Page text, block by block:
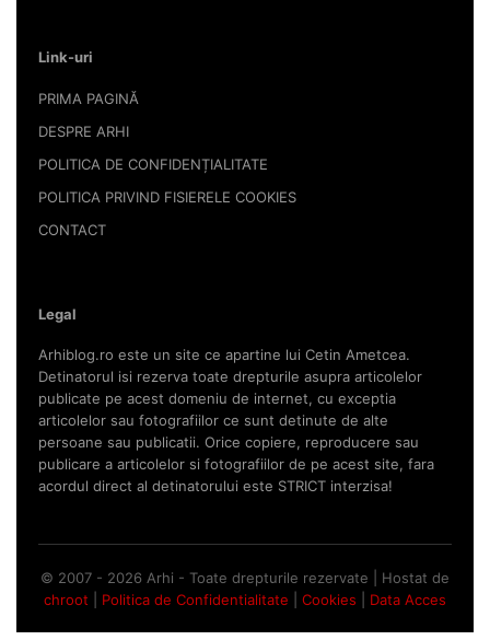
Link-uri
PRIMA PAGINĂ
DESPRE ARHI
POLITICA DE CONFIDENȚIALITATE
POLITICA PRIVIND FISIERELE COOKIES
CONTACT
Legal
Arhiblog.ro este un site ce apartine lui Cetin Ametcea.
Detinatorul isi rezerva toate drepturile asupra articolelor
publicate pe acest domeniu de internet, cu exceptia
articolelor sau fotografiilor ce sunt detinute de alte
persoane sau publicatii. Orice copiere, reproducere sau
publicare a articolelor si fotografiilor de pe acest site, fara
acordul direct al detinatorului este STRICT interzisa!
© 2007 - 2026 Arhi - Toate drepturile rezervate | Hostat de
chroot
Politica de Confidentialitate Cookies Data Acces